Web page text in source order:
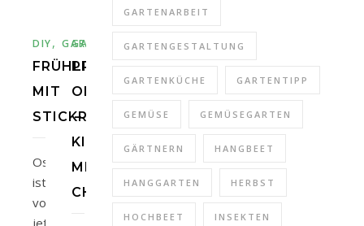
DIY,GARTEN
FRÜHLINGSDEKO
MIT
STICKRAHMEN
Ostern
ist
vorbei,
jetzt
GARTEN
PROJEKT
OBSTGARTEN
–
KIRSCHBAUM
MIT
CHARAKTER
GARTENARBEIT
GARTENGESTALTUNG
GARTENKÜCHE GARTENTIPP
GEMÜSE GEMÜSEGARTEN
GÄRTNERN HANGBEET
HANGGARTEN HERBST
HOCHBEET INSEKTEN